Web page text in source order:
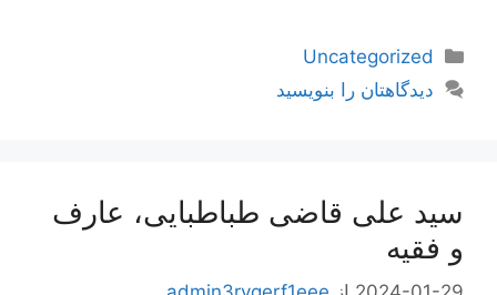
دسته‌ها
Uncategorized
دیدگاهتان را بنویسید
سید علی قاضی طباطبایی، عارف
و فقیه